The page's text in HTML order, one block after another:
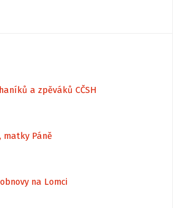
a zpěváků CČSH
matky Páně
na Lomci